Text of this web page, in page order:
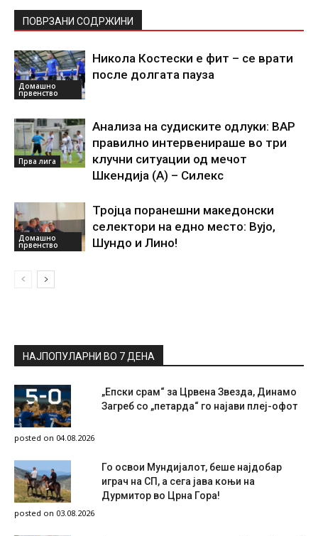
ПОВРЗАНИ СОДРЖИНИ
Домашно
првенство
Никола Костески е фит – се врати
после долгата пауза
Прва лига
Анализа на судиските одлуки: ВАР
правилно интервенираше во три
клучни ситуации од мечот
Шкендија (А) – Силекс
Домашно
првенство
Тројца поранешни македонски
селектори на едно место: Вујо,
Шундо и Лино!
НАЈПОПУЛАРНИ ВО 7 ДЕНА
„Епски срам“ за Црвена Звезда, Динамо
Загреб со „петарда“ го најави плеј-офот
posted on 04.08.2026
Го освои Мундијалот, беше најдобар
играч на СП, а сега јава коњи на
Дурмитор во Црна Гора!
posted on 03.08.2026